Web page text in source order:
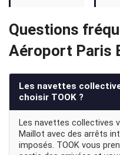
Questions
Aéroport Paris
Les navettes
choisir TOOK ?
Les navettes collectives
Maillot avec des arrêts
imposés. TOOK vous